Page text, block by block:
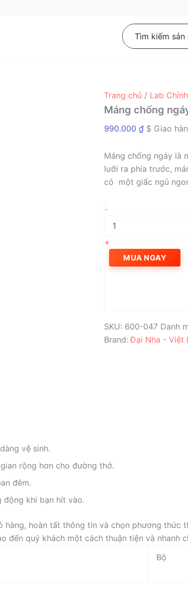
Search
for:
Trang chủ / Lab
Máng chống
990.000 ₫ $ Giao
Máng chống ngáy là
lưỡi ra phía trước,
có một giấc ngủ
-
ngáy
lượng
+
MUA NGAY
SKU: 600-047 Danh
Brand: Đại Nha - Việt
vệ sinh.
rộng hơn cho đường thở.
đêm.
động khi bạn hít vào.
hoàn tất thông tin và chọn phương thức
đến quý khách một cách thuận tiện và nhanh
Bộ